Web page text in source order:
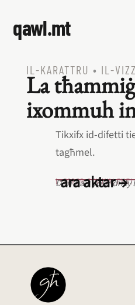
qawl.mt
IL‑KARATTRU •
La
ixommuh
Tikxifx id‑difetti
tagħmel.
L‑EQREB
Don’t air your
ara aktar →